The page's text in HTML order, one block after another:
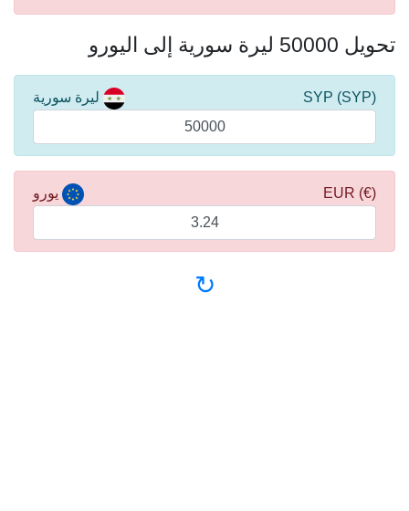
تحويل 50000 ليرة سورية إلى اليورو
ليرة سورية (SYP) SYP
يورو (€) EUR
↻